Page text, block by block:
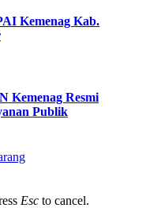
Kemenag Kab.
Kemenag Resmi
Publik
Esc to cancel.